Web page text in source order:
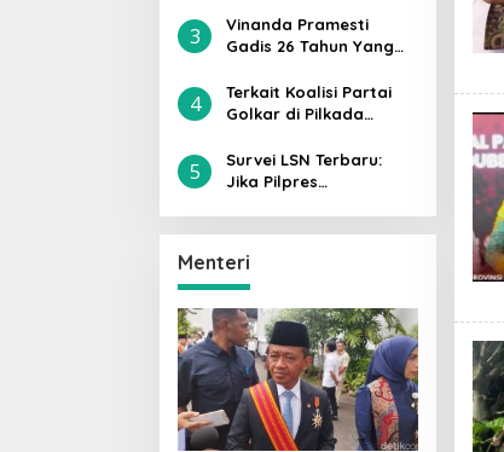
lama” Ternyata Bukan
Asli Milik Cici Paramida
3
Vinanda Pramesti
Gadis 26 Tahun Yang
di Pilwakot Kediri, Ini
Sosoknya
4
Terkait Koalisi Partai
Golkar di Pilkada
Ilyas Akbar Almadani:
Sebagai Kader Saya
5
Survei LSN Terbaru:
Jika Pilpres
Mengantongi 42,1℅
Suara
Menteri